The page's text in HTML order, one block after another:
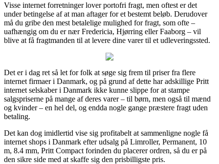
Visse internet forretninger lover portofri fragt, men oftest er det
under betingelse af at man aftager for et bestemt beløb. Derudover
må du gribe den mest betalelige mulighed for fragt, som ofte –
uafhængig om du er nær Fredericia, Hjørring eller Faaborg – vil
blive at få fragtmanden til at levere dine varer til et udleveringssted.
Det er i dag ret så let for folk at søge sig frem til priser fra flere
internet firmaer i Danmark, og på grund af dette har adskillige Pritt
internet selskaber i Danmark ikke kunne slippe for at stampe
salgspriserne på mange af deres varer – til børn, men også til mænd
og kvinder – en hel del, og endda nogle gange præstere fragt uden
betaling.
Det kan dog imidlertid vise sig profitabelt at sammenligne nogle få
internet shops i Danmark efter udsalg på Limroller, Permanent, 10
m, 8.4 mm, Pritt Compact forinden du placerer ordren, så du er på
den sikre side med at skaffe sig den prisbilligste pris.